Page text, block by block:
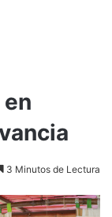
3 Minutos de Lectura